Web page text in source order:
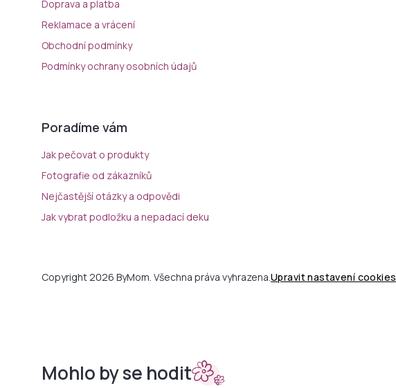
Doprava a platba
Reklamace a vrácení
Obchodní podmínky
Podmínky ochrany osobních údajů
Poradíme vám
Jak pečovat o produkty
Fotografie od zákazníků
Nejčastější otázky a odpovědi
Jak vybrat podložku a nepadací deku
Copyright 2026 ByMom. Všechna práva vyhrazena.Upravit nastavení cookies
Mohlo by se hodit